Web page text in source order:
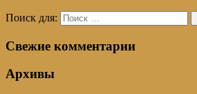
Поиск для:
Свежие комментарии
Архивы